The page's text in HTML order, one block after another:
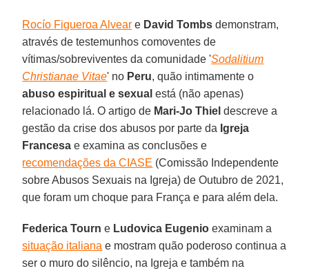
Rocío Figueroa Alvear e David Tombs demonstram,
através de testemunhos comoventes de
vítimas/sobreviventes da comunidade 'Sodalitium
Christianae Vitae' no Peru, quão intimamente o
abuso espiritual e sexual está (não apenas)
relacionado lá. O artigo de Mari-Jo Thiel descreve a
gestão da crise dos abusos por parte da Igreja
Francesa e examina as conclusões e
recomendações da CIASE (Comissão Independente
sobre Abusos Sexuais na Igreja) de Outubro de 2021,
que foram um choque para França e para além dela.
Federica Tourn e Ludovica Eugenio examinam a
situação italiana e mostram quão poderoso continua a
ser o muro do silêncio, na Igreja e também na